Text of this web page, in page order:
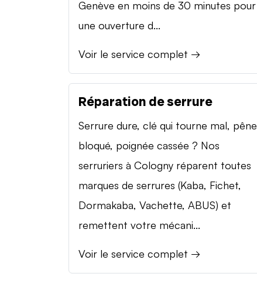
Genève en moins de 30 minutes pour
une ouverture d...
Voir le service complet →
Réparation de serrure
Serrure dure, clé qui tourne mal, pêne
bloqué, poignée cassée ? Nos
serruriers à Cologny réparent toutes
marques de serrures (Kaba, Fichet,
Dormakaba, Vachette, ABUS) et
remettent votre mécani...
Voir le service complet →